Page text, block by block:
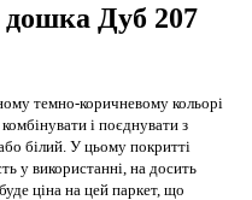
Дуб 207
темно-коричневому кольорі
і поєднувати з
білий. У цьому покритті
у використанні, на досить
ціна на цей паркет, що